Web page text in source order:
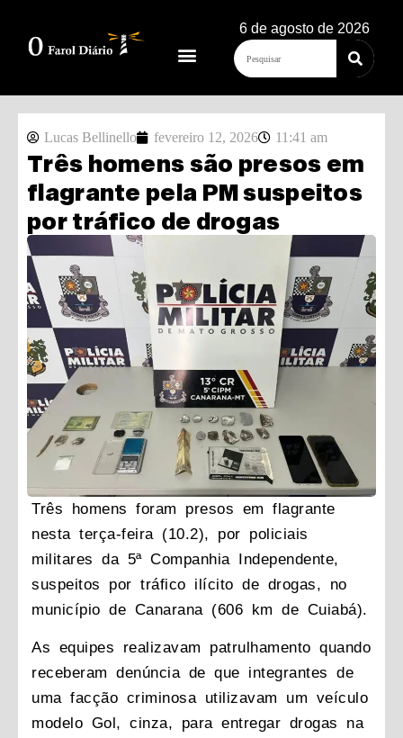
6 de agosto de 2026
Lucas Bellinello fevereiro 12, 2026 11:41 am
Três homens são presos em
flagrante pela PM suspeitos
por tráfico de drogas
Três homens foram presos em flagrante
nesta terça-feira (10.2), por policiais
militares da 5ª Companhia Independente,
suspeitos por tráfico ilícito de drogas, no
município de Canarana (606 km de Cuiabá).
As equipes realizavam patrulhamento quando
receberam denúncia de que integrantes de
uma facção criminosa utilizavam um veículo
modelo Gol, cinza, para entregar drogas na